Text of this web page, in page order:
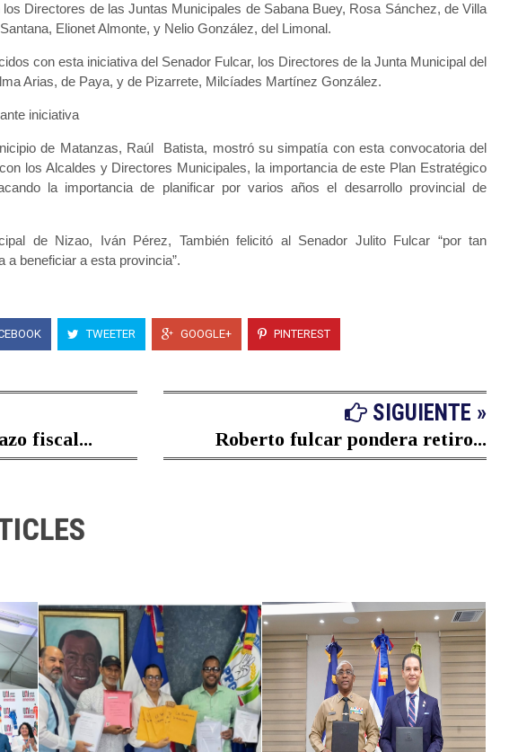
Directores de las Juntas Municipales de Sabana Buey, Rosa Sánchez, de Villa
Elionet Almonte, y Nelio González, del Limonal.
con esta iniciativa del Senador Fulcar, los Directores de la Junta Municipal del
Arias, de Paya, y de Pizarrete, Milcíades Martínez González.
iniciativa
de Matanzas, Raúl Batista, mostró su simpatía con esta convocatoria del
los Alcaldes y Directores Municipales, la importancia de este Plan Estratégico
la importancia de planificar por varios años el desarrollo provincial de
de Nizao, Iván Pérez, También felicitó al Senador Julito Fulcar “por tan
a beneficiar a esta provincia”.
TWEETER GOOGLE+ PINTEREST
fiscal...
SIGUIENTE »
Roberto fulcar pondera retiro...